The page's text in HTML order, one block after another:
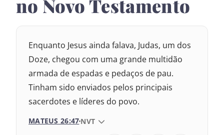
2017 – Nova Almeida Atualizada
2009 – Almeida Revisada e Corrigida
1969 – Almeida Revisada e Corrigida
1993 – Almeida Revisada e Atualizada
no Novo Testamento
Enquanto Jesus ainda falava, Judas, um dos
Doze, chegou com uma grande multidão
armada de espadas e pedaços de pau.
Tinham sido enviados pelos principais
sacerdotes e líderes do povo.
MATEUS 26:47 VERSÃO DA BÍBLIA
NVT